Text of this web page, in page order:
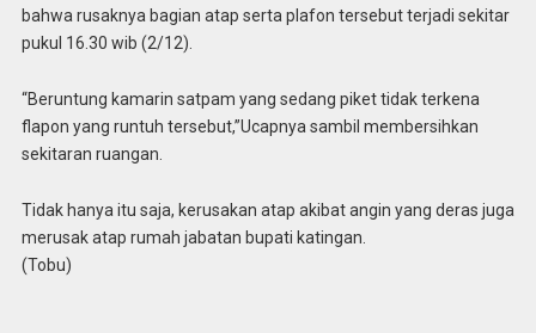
bahwa rusaknya bagian atap serta plafon tersebut terjadi sekitar
pukul 16.30 wib (2/12).
“Beruntung kamarin satpam yang sedang piket tidak terkena
flapon yang runtuh tersebut,”Ucapnya sambil membersihkan
sekitaran ruangan.
Tidak hanya itu saja, kerusakan atap akibat angin yang deras juga
merusak atap rumah jabatan bupati katingan.
(Tobu)